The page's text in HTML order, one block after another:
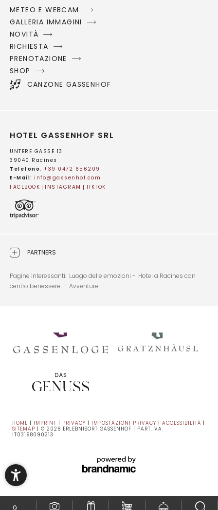
METEO E WEBCAM
GALLERIA IMMAGINI
NOVITÀ
RICHIESTA
PRENOTAZIONE
SHOP
CANZONE GASSENHOF
HOTEL GASSENHOF SRL
UNTERE GASSE 13
39040 Racines
Telefono: +39 0472 656209
E-Mail: info@ gassenhof.com
FACEBOOK
INSTAGRAM TIKTOK
PARTNERS
Pagine interessanti: Luogo delle emozioni - Hotel a Racines con
centro benessere - Avventure -
HOME | IMPRINT | PRIVACY | IMPOSTAZIONI PRIVACY | ACCESSIBILITÀ |
SITEMAP | © 2026 ERLEBNISORT GASSENHOF | PART.IVA:
IT03198090213